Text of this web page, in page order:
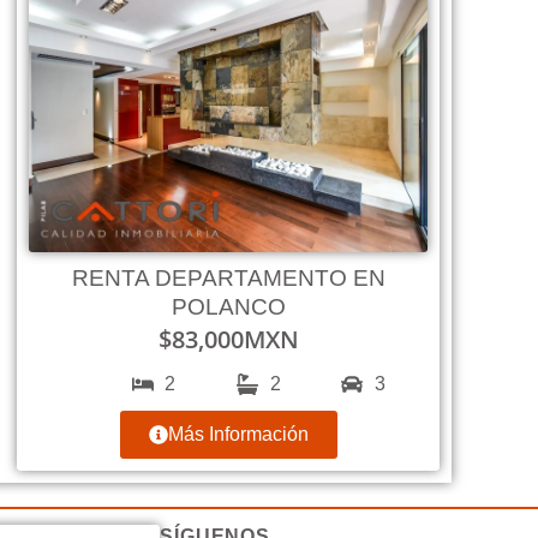
RENTA DEPARTAMENTO EN
POLANCO
$83,000MXN
2 2 3
Más Información